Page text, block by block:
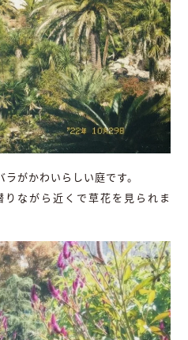
がかわいらしい庭です。
ながら近くで草花を見られま